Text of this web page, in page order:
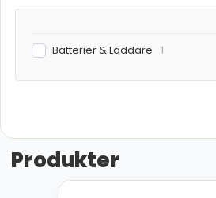
Batterier & Laddare 1
Produkter